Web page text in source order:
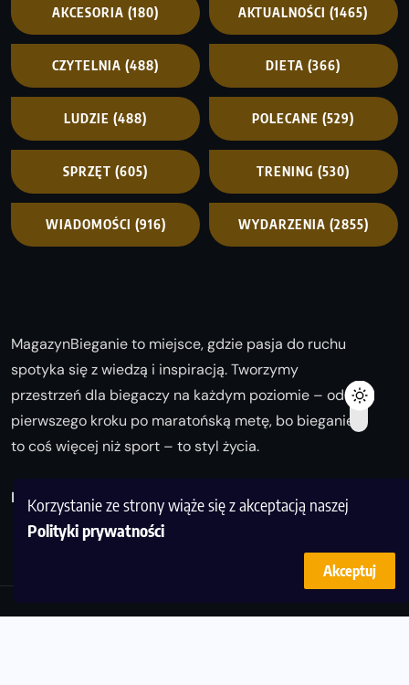
Korzystanie ze strony wiąże się z akceptacją naszej
Polityki prywatności
Akceptuj
AKCESORIA (180) AKTUALNOŚCI (1465)
CZYTELNIA (488) DIETA (366)
LUDZIE (488) POLECANE (529)
SPRZĘT (605) TRENING (530)
WIADOMOŚCI (916) WYDARZENIA (2855)
MagazynBieganie to miejsce, gdzie pasja do ruchu
spotyka się z wiedzą i inspiracją. Tworzymy
przestrzeń dla biegaczy na każdym poziomie – od
pierwszego kroku po maratońską metę, bo bieganie
to coś więcej niż sport – to styl życia.
Biegaj z nami i odkrywaj swoją najlepszą wersję!